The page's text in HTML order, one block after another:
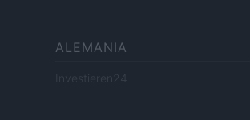
ALEMANIA
Investieren24